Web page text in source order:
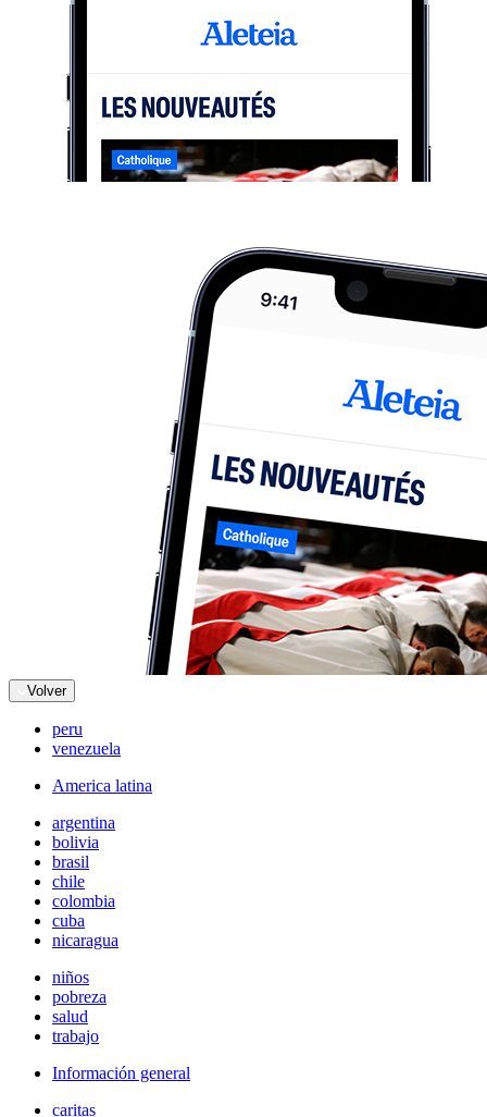
Volver
peru
venezuela
America latina
argentina
bolivia
brasil
chile
colombia
cuba
nicaragua
niños
pobreza
salud
trabajo
Información general
caritas